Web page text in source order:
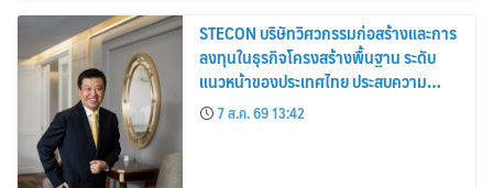
STECON บริษัทวิศวกรรมก่อสร้างและการ
ลงทุนในธุรกิจโครงสร้างพื้นฐาน ระดับ
แนวหน้าของประเทศไทย ประสบความ
สำเร็จออกหุ้นกู้
7 ส.ค. 69 13:42